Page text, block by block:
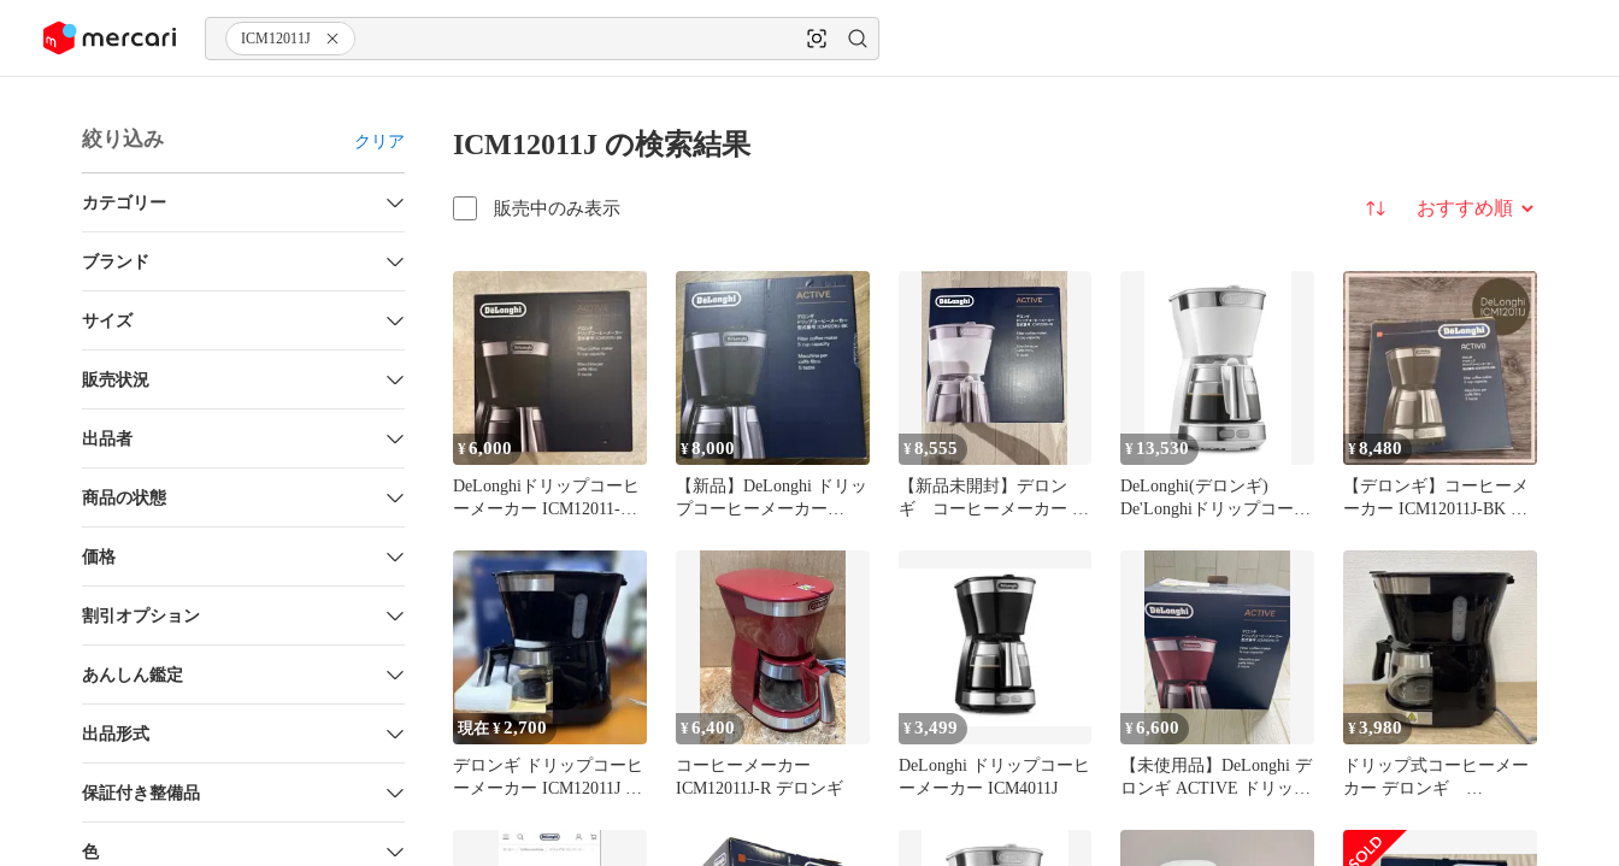
ツにスキップ ICM12011J
絞り込み クリア
カテゴリー
ブランド
サイズ
販売状況
出品者
商品の状態
価格
割引オプション
あんしん鑑定
出品形式
保証付き整備品
色
ICM12011J の検索結果
販売中のみ表示 並び替え
¥6,000
DeLonghiドリップコーヒ
ーメーカー ICM12011-BK
¥8,000
【新品】DeLonghi ドリッ
プコーヒーメーカー
¥8,555
【新品未開封】デロン
ギ コーヒーメーカー ア
¥ 13,530
DeLonghi(デロンギ)
De'Longhiドリップコーヒ
ICM12011J-W レギュラー
コーヒー 5杯用 ペーパー
レスフィルター [トゥル
ーホワイト] ファミリー
登録で3年保証★
58571c19
¥8,480
【デロンギ】コーヒーメ
ーカー ICM12011J-BK ペ
現在 ¥2,700
デロンギ ドリップコーヒ
ーメーカー ICM12011J ア
¥6,400
コーヒーメーカー
ICM12011J-R デロンギ
¥3,499
DeLonghi ドリップコーヒ
ーメーカー ICM4011J
¥6,600
【未使用品】DeLonghi デ
ロンギ ACTIVE ドリップ
ICM12011J-R レッド
¥3,980
ドリップ式コーヒーメー
カー デロンギ